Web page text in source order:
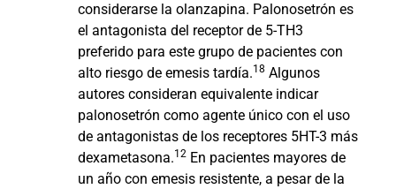
considerarse la olanzapina. Palonosetrón es
el antagonista del receptor de 5-TH3
preferido para este grupo de pacientes con
alto riesgo de emesis tardía.18 Algunos
autores consideran equivalente indicar
palonosetrón como agente único con el uso
de antagonistas de los receptores 5HT-3 más
dexametasona.12 En pacientes mayores de
un año con emesis resistente, a pesar de la